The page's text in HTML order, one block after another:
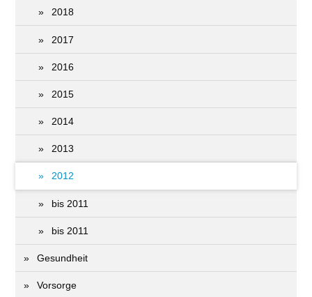
2018
2017
2016
2015
2014
2013
2012
bis 2011
bis 2011
Gesundheit
Vorsorge